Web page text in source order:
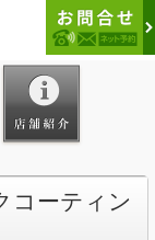
コーティン